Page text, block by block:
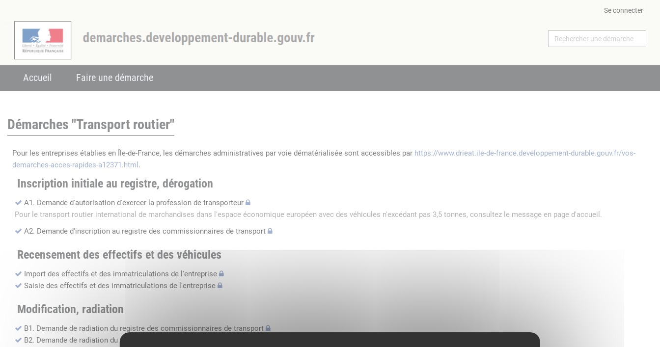
Se connecter
Accueil Faire une démarche
Démarches "Transport routier"
Pour les entreprises établies en Île-de-France, les démarches administratives par voie dématérialisée sont accessibles par https://www.drieat.ile-de-france.developpement-durable.gouv.fr/vos-
demarches-acces-rapides-a12371.html .
Inscription initiale au registre, dérogation
A1. Demande d'autorisation d'exercer la profession de transporteur
Pour le transport routier international de marchandises dans l'espace économique européen avec des véhicules n'excédant pas 3,5 tonnes, consultez le message en page d'accueil.
A2. Demande d'inscription au registre des commissionnaires de transport
Recensement des effectifs et des véhicules
Import des effectifs et des immatriculations de l'entreprise
Saisie des effectifs et des immatriculations de l'entreprise
Modification, radiation
B1. Demande de radiation du registre des commissionnaires de transport
B2. Demande de radiation du registre des transports routiers